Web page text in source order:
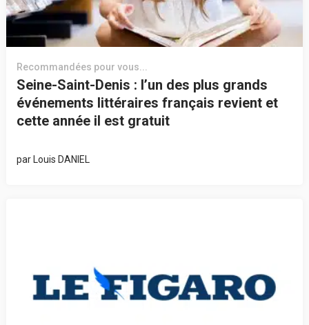
Recommandées pour vous...
Seine-Saint-Denis : l’un des plus grands
événements littéraires français revient et
cette année il est gratuit
par Louis DANIEL